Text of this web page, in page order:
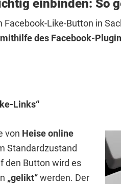
einbinden: So
Facebook-Like-Button in
des Facebook-
Links“
von Heise online
Standardzustand
den Button wird es
„gelikt“werden. Der